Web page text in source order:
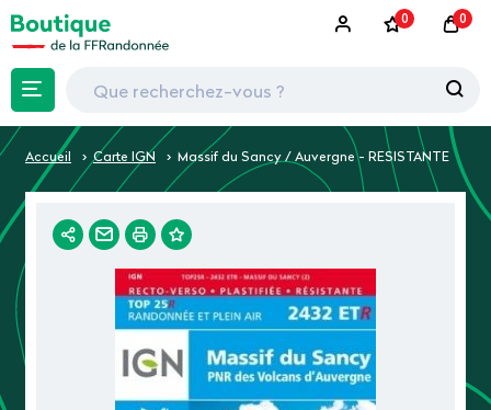
0 0
Accueil Carte IGN Massif du Sancy / Auvergne - RESISTANTE